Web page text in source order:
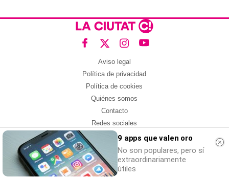
Aviso legal
Política de privacidad
Política de cookies
Quiénes somos
Contacto
Redes sociales
Con la colaboración de:9 apps que valen oro
No son populares, pero sí
extraordinariamente
útiles